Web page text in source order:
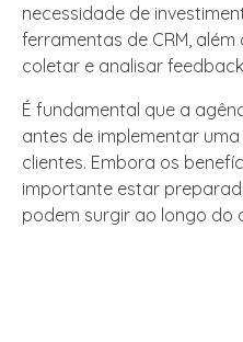
necessidade de
ferramentas de CRM,
coletar e analisar
É fundamental que a
antes de implementar
clientes. Embora os
importante estar
podem surgir ao longo do